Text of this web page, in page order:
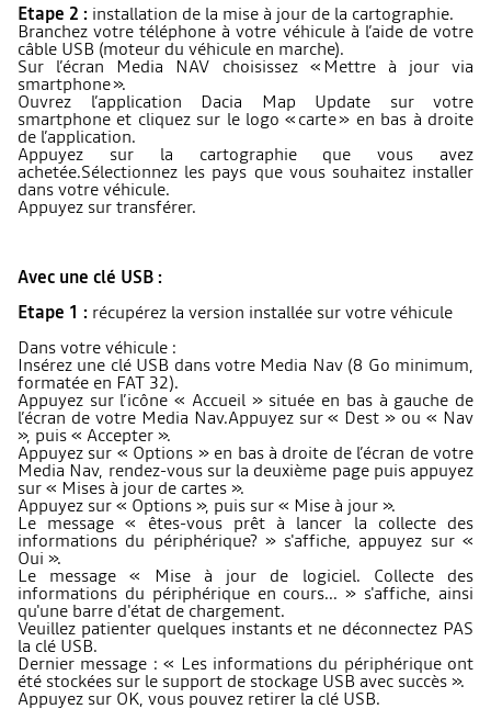
Etape 2 : installation de la mise à jour de la cartographie.
Branchez votre téléphone à votre véhicule à l’aide de votre
câble USB (moteur du véhicule en marche).
Sur l’écran Media NAV choisissez « Mettre à jour via
smartphone ».
Ouvrez l’application Dacia Map Update sur votre
smartphone et cliquez sur le logo « carte » en bas à droite
de l’application.
Appuyez sur la cartographie que vous avez
achetée.Sélectionnez les pays que vous souhaitez installer
dans votre véhicule.
Appuyez sur transférer.
Avec une clé USB :
Etape 1 : récupérez la version installée sur votre véhicule
Dans votre véhicule :
Insérez une clé USB dans votre Media Nav (8 Go minimum,
formatée en FAT 32).
Appuyez sur l’icône « Accueil » située en bas à gauche de
l’écran de votre Media Nav.Appuyez sur « Dest » ou « Nav
», puis « Accepter ».
Appuyez sur « Options » en bas à droite de l’écran de votre
Media Nav, rendez-vous sur la deuxième page puis appuyez
sur « Mises à jour de cartes ».
Appuyez sur « Options », puis sur « Mise à jour ».
Le message « êtes-vous prêt à lancer la collecte des
informations du périphérique? » s'affiche, appuyez sur «
Oui ».
Le message « Mise à jour de logiciel. Collecte des
informations du périphérique en cours... » s'affiche, ainsi
qu'une barre d'état de chargement.
Veuillez patienter quelques instants et ne déconnectez PAS
la clé USB.
Dernier message : « Les informations du périphérique ont
été stockées sur le support de stockage USB avec succès ».
Appuyez sur OK, vous pouvez retirer la clé USB.